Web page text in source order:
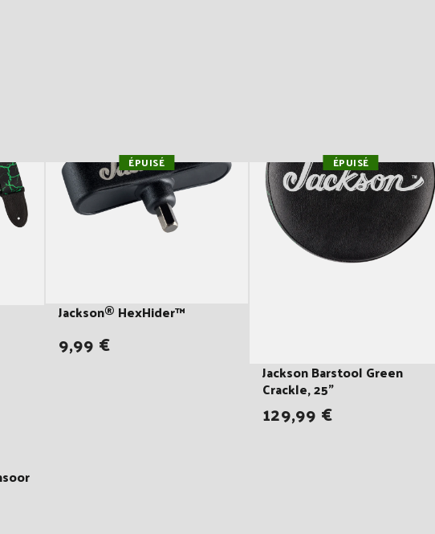
ÉPUISÉ
Jackson® HexHider™
9,99 €
ÉPUISÉ
Jackson Barstool Green
Crackle, 25"
129,99 €